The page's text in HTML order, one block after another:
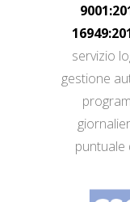
servizio
gestione
puntuale